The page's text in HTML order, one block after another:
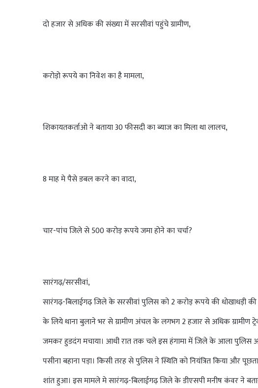
दो हजार से अधिक की संख्या में सरसीवां पहुंचे ग्रामीण,
करोड़ो रूपये का निवेश का है मामला,
शिकायतकर्ताओ ने बताया 30 फीसदी का ब्याज का मिला था लालच,
8 माह मे पैसे डबल करने का वादा,
चार-पांच जिले से 500 करोड़ रूपये जमा होने का चर्चा?
सारंगढ़/सरसीवां,
सारंगढ़-बिलाईगढ़ जिले के सरसीवां पुलिस को 2 करोड़ रूपये की धोखाधड़ी
के लिये थाना बुलाने भर से ग्रामीण अंचल के लगभग 2 हजार से अधिक ग्रामीण
जमकर हुडदंग मचाया। आधी रात तक चले इस हंगामा में जिले के आला पुलिस
पसीना बहाना पड़ा। किसी तरह से पुलिस ने स्थिति को नियंत्रित किया और
शांत हुआ। इस मामले मे सारंगढ़-बिलाईगढ़ जिले के डीएसपी मनीष कंवर ने